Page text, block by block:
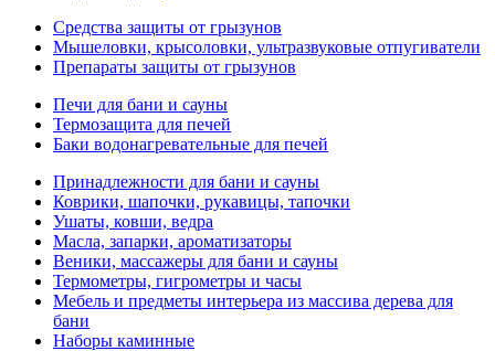
Средства защиты от грызунов
Мышеловки, крысоловки, ультразвуковые отпугиватели
Препараты защиты от грызунов
Печи для бани и сауны
Термозащита для печей
Баки водонагревательные для печей
Принадлежности для бани и сауны
Коврики, шапочки, рукавицы, тапочки
Ушаты, ковши, ведра
Масла, запарки, ароматизаторы
Веники, массажеры для бани и сауны
Термометры, гигрометры и часы
Мебель и предметы интерьера из массива дерева для
бани
Наборы каминные